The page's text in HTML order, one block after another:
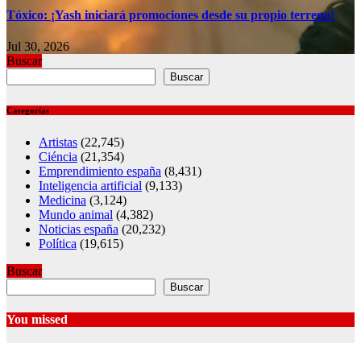
Tóxico: ¡Yash iniciará promociones desde su propio terreno!
Jul 30, 2026
Buscar
Buscar
Categorías
Artistas (22,745)
Ciéncia (21,354)
Emprendimiento españa (8,431)
Inteligencia artificial (9,133)
Medicina (3,124)
Mundo animal (4,382)
Noticias españa (20,232)
Política (19,615)
Buscar
Buscar
You missed